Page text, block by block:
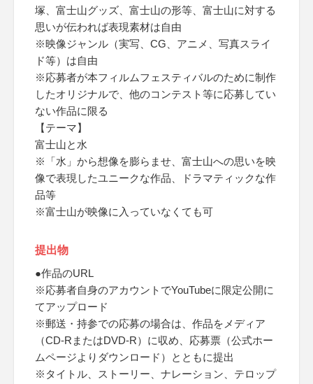
塚、富士山グッズ、富士山の形等、富士山に対する
思いが伝われば表現素材は自由
※映像ジャンル（実写、CG、アニメ、写真スライ
ド等）は自由
※応募者が本フィルムフェスティバルのために制作
したオリジナルで、他のコンテスト等に応募してい
ない作品に限る
【テーマ】
富士山と水
※「水」から想像を膨らませ、富士山への思いを映
像で表現したユニークな作品、ドラマティックな作
品等
※富士山が映像に入っていなくても可
提出物
●作品のURL
※応募者自身のアカウントでYouTubeに限定公開に
てアップロード
※郵送・持参での応募の場合は、作品をメディア
（CD-RまたはDVD-R）に収め、応募票（公式ホー
ムページよりダウンロード）とともに提出
※タイトル、ストーリー、ナレーション、テロップ